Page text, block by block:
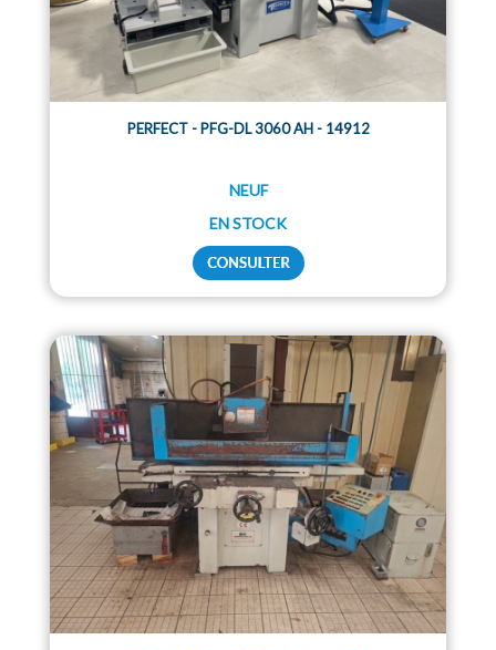
PERFECT - PFG-DL 3060 AH - 14912
NEUF
EN STOCK